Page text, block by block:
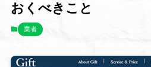
おくべきこと
業者